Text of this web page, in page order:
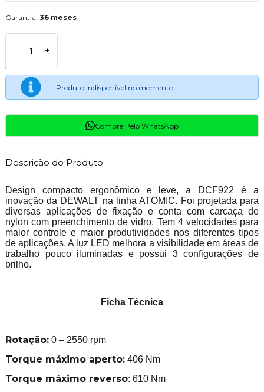
Garantia: 36 meses
- +
Produto indisponível no momento
Compre Pelo WhatsApp
Descrição do Produto
Design compacto ergonômico e leve, a DCF922 é a
inovação da DEWALT na linha ATOMIC. Foi projetada para
diversas aplicações de fixação e conta com carcaça de
nylon com preenchimento de vidro. Tem 4 velocidades para
maior controle e maior produtividades nos diferentes tipos
de aplicações. A luz LED melhora a visibilidade em áreas de
trabalho pouco iluminadas e possui 3 configurações de
brilho.
Ficha Técnica
Rotação:0 – 2550 rpm
Torque máximo aperto:406 Nm
Torque máximo reverso: 610 Nm